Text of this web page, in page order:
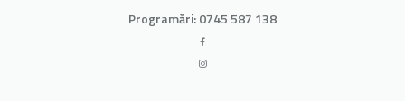
Programări:0745 587 138